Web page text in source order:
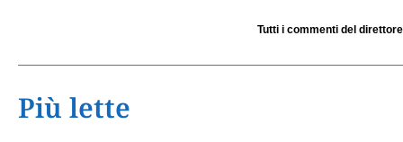
Tutti i commenti del direttore
Più lette